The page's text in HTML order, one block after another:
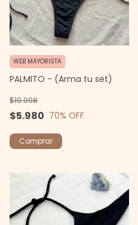
PALMITO - (Arma tu set)
$5.980
$19.998
70% OFF
WEB MAYORISTA
Comprar